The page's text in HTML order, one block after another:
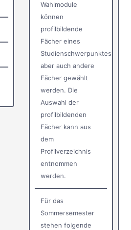
Wahlmodule
können
profilbildende
Fächer eines
Studienschwerpunktes,
aber auch andere
Fächer gewählt
werden. Die
Auswahl der
profilbildenden
Fächer kann aus
dem
Profilverzeichnis
entnommen
werden.
Für das
Sommersemester
stehen folgende